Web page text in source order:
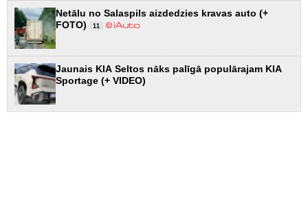
Netālu no Salaspils aizdedzies kravas auto (+
FOTO)
11
Jaunais KIA Seltos nāks palīgā populārajam KIA
Sportage (+ VIDEO)